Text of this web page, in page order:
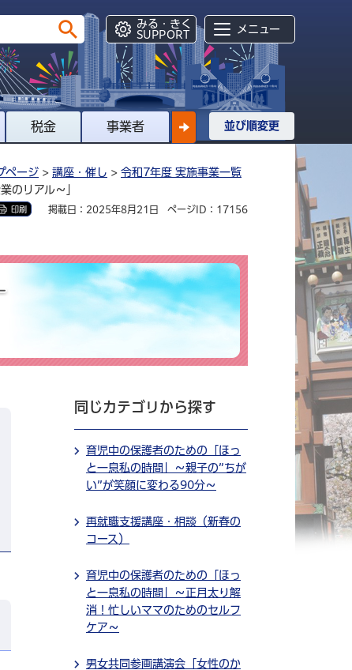
みる・きく
SUPPORT
メニュー
税金 事業者 並び順変更
ページ > 講座・催し > 令和7年度 実施事業一覧
のリアル～」
印刷 掲載日：2025年8月21日 ページID：17156
同じカテゴリから探す
育児中の保護者のための「ほっ
と一息私の時間」～親子の”ちが
い”が笑顔に変わる90分～
再就職支援講座・相談（新春の
コース）
育児中の保護者のための「ほっ
と一息私の時間」～正月太り解
消！忙しいママのためのセルフ
ケア～
男女共同参画講演会「女性のか